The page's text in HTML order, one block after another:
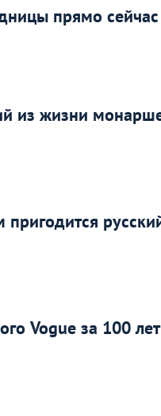
прямо сейчас
из жизни
Vogue за 100 лет